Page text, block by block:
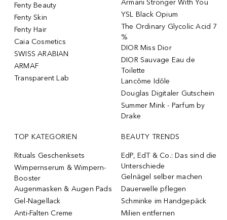
Fenty Beauty
Fenty Skin
Fenty Hair
Caia Cosmetics
SWISS ARABIAN
ARMAF
Transparent Lab
Armani Stronger With You
YSL Black Opium
The Ordinary Glycolic Acid 7
%
DIOR Miss Dior
DIOR Sauvage Eau de
Toilette
Lancôme Idôle
Douglas Digitaler Gutschein
Summer Mink - Parfum by
Drake
TOP KATEGORIEN
Rituals Geschenksets
Wimpernserum & Wimpern-
Booster
Augenmasken & Augen Pads
Gel-Nagellack
Anti-Falten Creme
BEAUTY TRENDS
EdP, EdT & Co.: Das sind die
Unterschiede
Gelnägel selber machen
Dauerwelle pflegen
Schminke im Handgepäck
Milien entfernen